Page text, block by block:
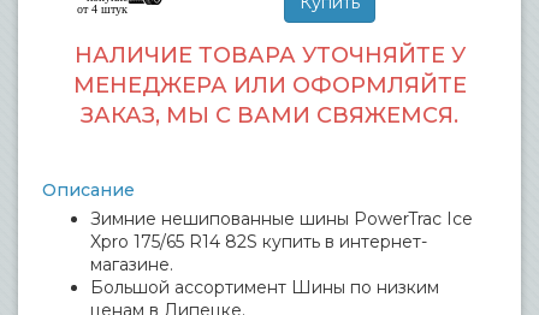
от 4 штук
НАЛИЧИЕ ТОВАРА УТОЧНЯЙТЕ У
МЕНЕДЖЕРА ИЛИ ОФОРМЛЯЙТЕ
ЗАКАЗ, МЫ С ВАМИ СВЯЖЕМСЯ.
Описание
Зимние нешипованные шины PowerTrac Ice
Xpro 175/65 R14 82S купить в интернет-
магазине.
Большой ассортимент Шины по низким
ценам в Липецке.